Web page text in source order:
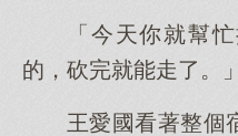
「今天你就幫
的，砍完就能走了。」
王愛國看著整個